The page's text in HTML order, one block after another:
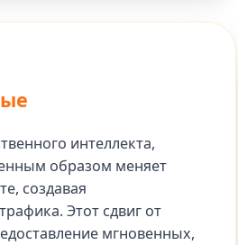
интеллекта,
образом меняет
создавая
Этот сдвиг от
мгновенных,